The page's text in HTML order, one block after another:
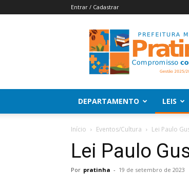
Entrar / Cadastrar
Pratinha
|
Prefeitura
Municipal
Pratinha
DEPARTAMENTO
LEIS
Início Eventos/Cultura Lei Paulo
Lei Paulo
Por pratinha - 19 de setembro de 2023